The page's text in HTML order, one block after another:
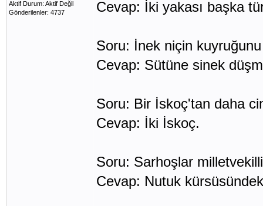
Aktif Durum: Aktif Değil
Gönderilenler: 4737
Cevap: İki yakası başka
Soru: İnek niçin
Cevap: Sütüne sinek
Soru: Bir İskoç'tan daha
Cevap: İki İskoç.
Soru: Sarhoşlar
Cevap: Nutuk